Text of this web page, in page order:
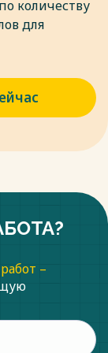
количеству
для
–